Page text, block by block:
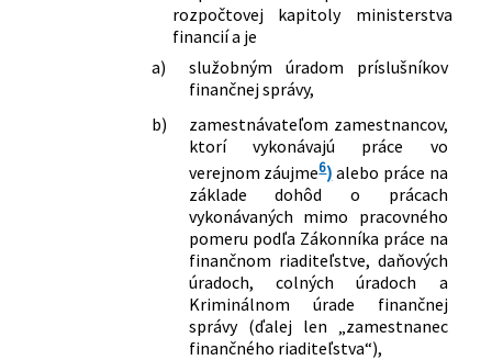
rozpočtovej kapitoly ministerstva
financií a je
a)
služobným úradom príslušníkov
finančnej správy,
b)
zamestnávateľom zamestnancov,
ktorí vykonávajú práce vo
verejnom záujme6) alebo práce na
základe dohôd o prácach
vykonávaných mimo pracovného
pomeru podľa Zákonníka práce na
finančnom riaditeľstve, daňových
úradoch, colných úradoch a
Kriminálnom úrade finančnej
správy (ďalej len „zamestnanec
finančného riaditeľstva“),